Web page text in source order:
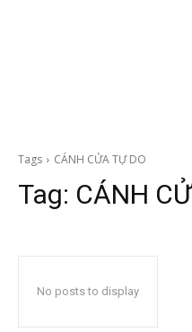
Tags CÁNH CỬA TỰ DO
Tag: CÁNH
No posts to display